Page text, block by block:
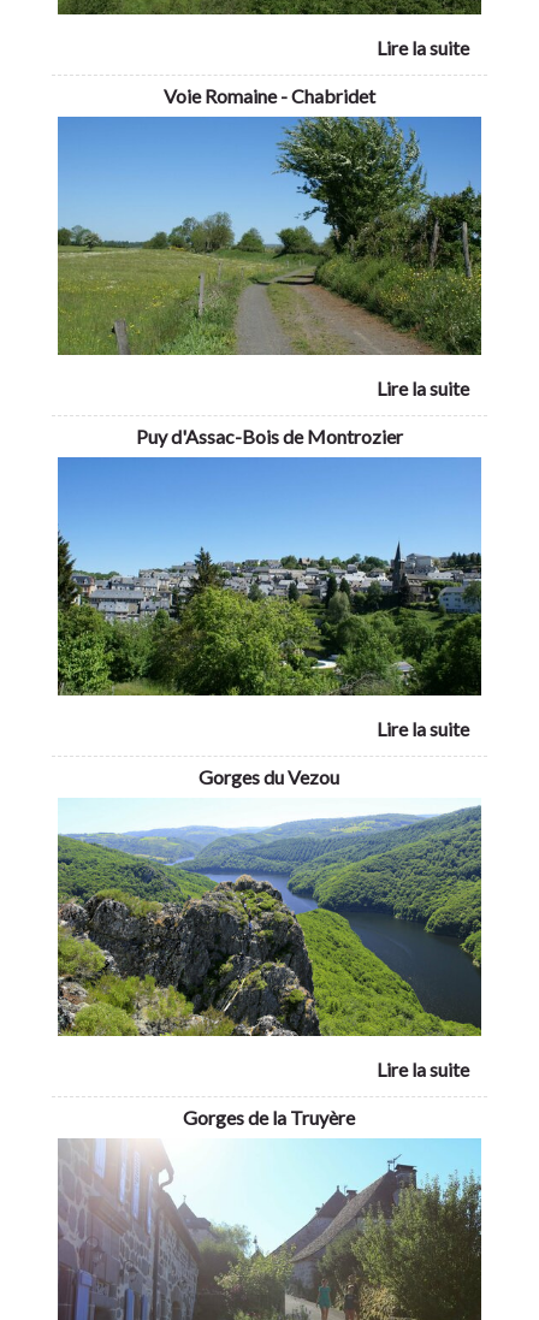
Voie Romaine - Chabridet
Puy d'Assac-Bois de Montrozier
Gorges du Vezou
Gorges de la Truyère